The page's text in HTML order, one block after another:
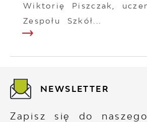
Wiktorię Piszczak,
Zespołu Szkół...
NEWSLETTER
Zapisz się do naszego